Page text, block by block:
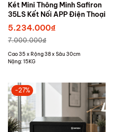
Két Mini Thông Minh Safiron
35LS Kết Nối APP Điện Thoại
5.234.000₫
7.000.000₫
Cao 35 x Rộng 38 x Sâu 30cm
Nặng: 15KG
-27%